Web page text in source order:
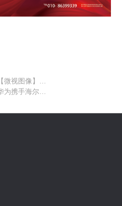
【微视图像】2025年春节放假通知
手海尔和中国移动成立“5G边缘计算联合创新基地”